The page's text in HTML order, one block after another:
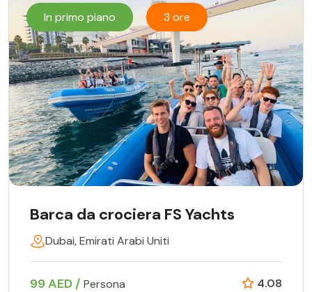
In primo piano 3 ore
Barca da crociera FS Yachts
Dubai, Emirati Arabi Uniti
99 AED / Persona 4.08